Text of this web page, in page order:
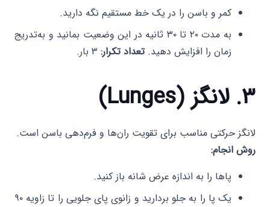
کمر و باسن را در یک خط مستقیم نگه دارید.
به مدت ۲۰ تا ۳۰ ثانیه در این وضعیت بمانید و به‌تدریج
زمان را افزایش دهید.تعداد تکرار:
۳. لانگز (Lunges)
لانگز حرکتی مناسب برای تقویت ران‌ها و فرم‌دهی باسن است.
روش انجام:
پاها را به اندازه عرض شانه باز کنید.
یک پا را به جلو بردارید و زانوی پای جلویی را تا زاویه ۹۰